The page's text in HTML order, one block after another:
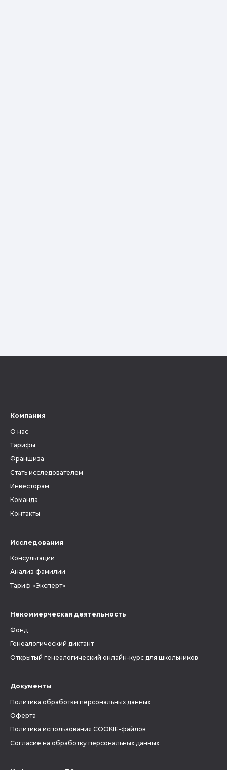
Компания
О нас
Тарифы
Франшиза
Стать исследователем
Инвесторам
Команда
Контакты
Исследования
Консультации
Анализ фамилии
Тариф «Эксперт»
Некоммерческая деятельность
Фонд
Генеалогический диктант
Открытый генеалогический онлайн-курс для школьников
Документы
Политика обработки персональных данных
Оферта
Политика использования COOKIE-файлов
Согласие на обработку персональных данных